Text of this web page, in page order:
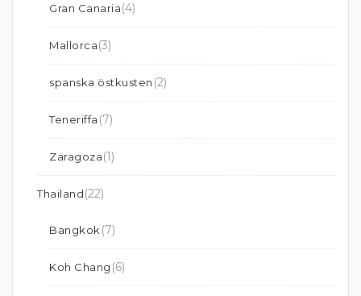
Gran Canaria(4)
Mallorca(3)
spanska östkusten (2)
Teneriffa (7)
Zaragoza(1)
Thailand(22)
Bangkok(7)
Koh Chang (6)